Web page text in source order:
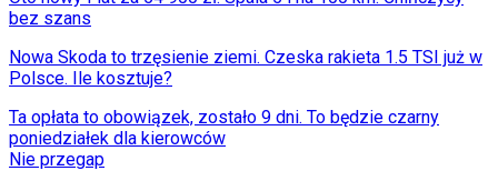
Recenzje
Rozrywka
Aktualności
Aplikacje mobilne
Gry
bez szans
Nowa Skoda to trzęsienie ziemi. Czeska rakieta 1.5 TSI już w
Polsce. Ile kosztuje?
Ta opłata to obowiązek, zostało 9 dni. To będzie czarny
poniedziałek dla kierowców
Nie przegap